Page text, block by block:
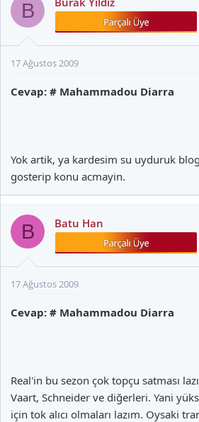
B
17 Ağustos 2009
Cevap: # Mahammadou Diarra
Yok artik, ya kardesim su uyduruk
gosterip konu acmayin.
B Batu Han
17 Ağustos 2009
Cevap: # Mahammadou Diarra
Real'in bu sezon çok topçu satması
Vaart, Schneider ve diğerleri. Yani
için tok alıcı olmaları lazım. Oysaki